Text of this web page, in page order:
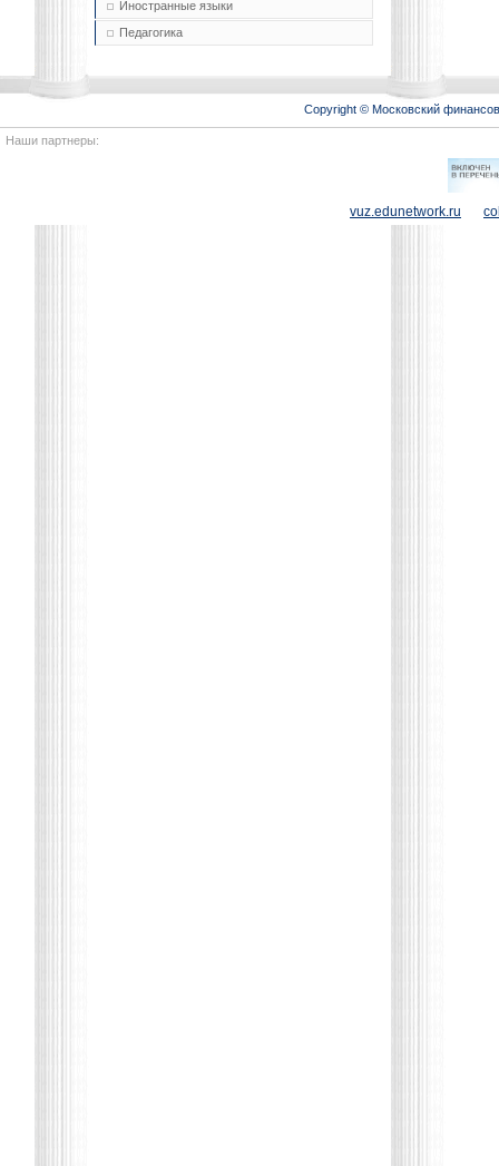
Иностранные языки
Педагогика
Copyright © Московский
Наши партнеры:
vuz.edunetwork.ru